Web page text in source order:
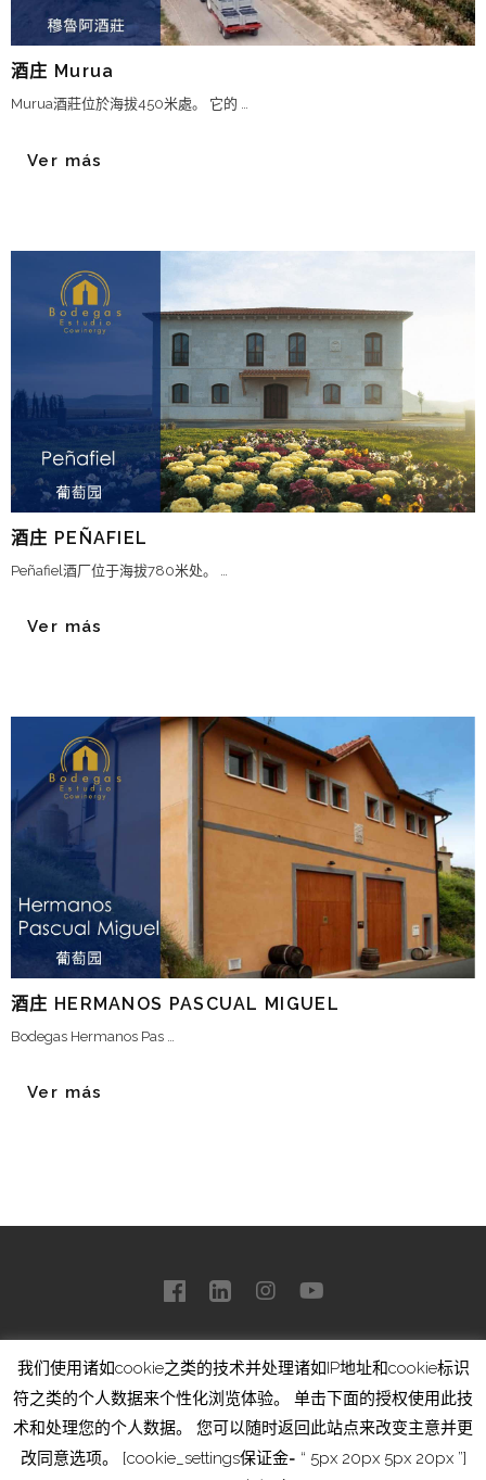
酒庄 Murua
Murua酒莊位於海拔450米處。 它的 …
Ver más
酒庄 PEÑAFIEL
Peñafiel酒厂位于海拔780米处。 …
Ver más
酒庄 HERMANOS PASCUAL MIGUEL
Bodegas Hermanos Pas …
Ver más
我们使用诸如cookie之类的技术并处理诸如IP地址和cookie标识
符之类的个人数据来个性化浏览体验。 单击下面的授权使用此技
术和处理您的个人数据。 您可以随时返回此站点来改变主意并更
改同意选项。 [cookie_settings保证金= “ 5px 20px 5px 20px ”]